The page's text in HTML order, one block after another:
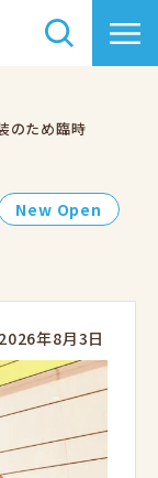
のため臨時
New Open
年8月3日